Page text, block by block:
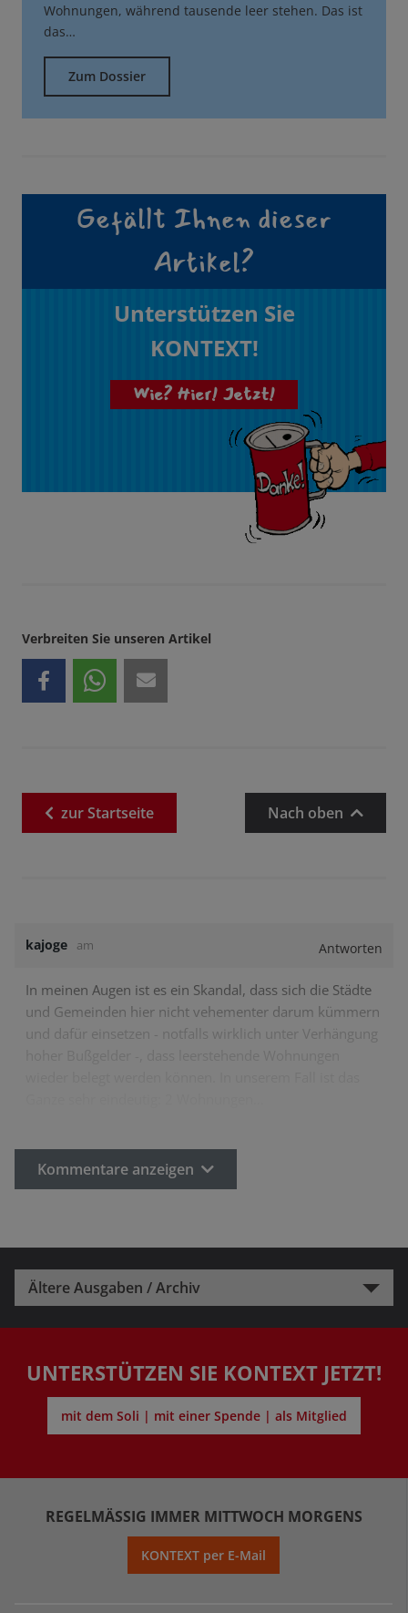
Wohnungen, während tausende leer stehen. Das ist
das…
Zum Dossier
Gefällt Ihnen dieser
Artikel?
Unterstützen Sie
KONTEXT!
Wie? Hier! Jetzt!
Verbreiten Sie unseren Artikel
zurStartseite Nach oben
kajoge am Antworten
In meinen Augen ist es ein Skandal, dass sich die Städte
und Gemeinden hier nicht vehementer darum kümmern
und dafür einsetzen - notfalls wirklich unter Verhängung
Kommentare anzeigen
Ältere Ausgaben / Archiv
UNTERSTÜTZEN SIE KONTEXT JETZT!
mit dem Soli | mit einer Spende | als Mitglied
REGELMÄSSIG IMMER MITTWOCH MORGENS
KONTEXT per E-Mail